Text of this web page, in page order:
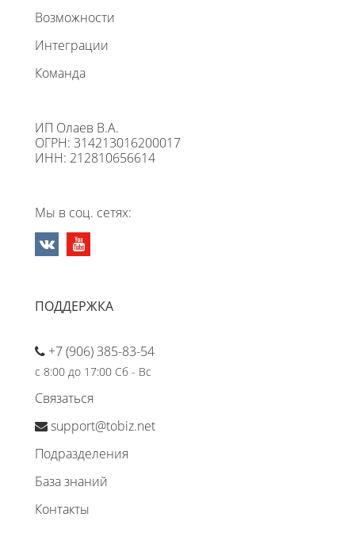
Возможности
Интеграции
Команда
ИП Олаев В.А.
ОГРН: 314213016200017
ИНН: 212810656614
Мы в соц. сетях:
ПОДДЕРЖКА
+7 (906) 385-83-54
с 8:00 до 17:00 Сб - Вс
Связаться
support@tobiz.net
Подразделения
База знаний
Контакты